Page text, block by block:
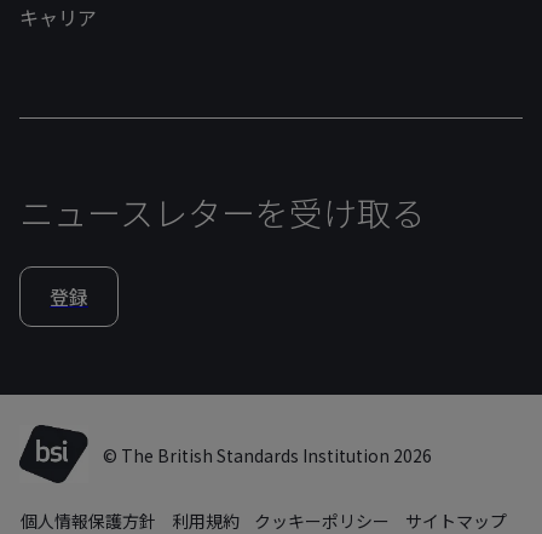
キャリア
ニュースレターを受け取る
登録
© The British Standards Institution 2026
個人情報保護方針 利用規約 クッキーポリシー
サイトマップ